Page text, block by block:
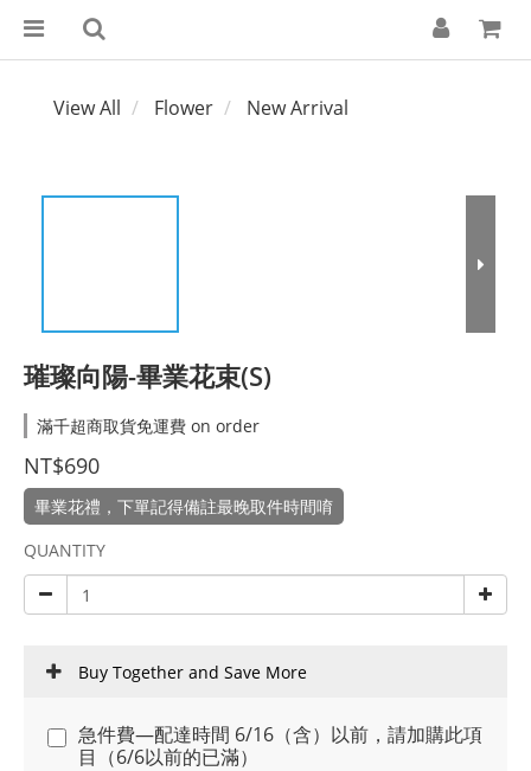
View All Flower New Arrival
璀璨向陽-畢業花束(S)
滿千超商取貨免運費 on order
NT$690
畢業花禮，下單記得備註最晚取件時間唷
QUANTITY
Buy Together and Save More
急件費—配達時間 6/16（含）以前，請加購此項
目（6/6以前的已滿）